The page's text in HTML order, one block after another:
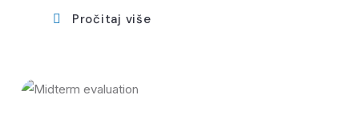
Pročitaj više